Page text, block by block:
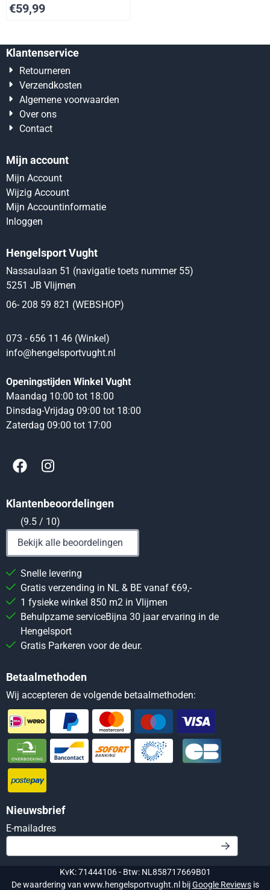
€59,99
Klantenservice
Retourneren
Verzendkosten
Algemene voorwaarden
Over ons
Contact
Mijn account
Mijn Account
Wijzig Account
Mijn Accountinformatie
Inloggen
Hengelsport Vught
Nassaulaan 51 (navigatie toets nummer 55)
5251 JB Vlijmen
06- 208 59 821 (WEBSHOP)
073 - 656 11 46 (Winkel)
info@hengelsportvught.nl
Openingstijden Winkel Vught
Maandag 10:00 tot 18:00
Dinsdag-Vrijdag 09:00 tot 18:00
Zaterdag 09:00 tot 17:00
Klantenbeoordelingen
(9.5 / 10)
Bekijk alle beoordelingen
Snelle levering
Gratis verzending in NL & BE vanaf €69,-
1 fysieke winkel 850 m2 in Vlijmen
Behulpzame serviceBijna 30 jaar ervaring in de
Hengelsport
Gratis Parkeren voor de deur.
Betaalmethoden
Wij accepteren de volgende betaalmethoden:
Nieuwsbrief
E-mailadresVul je e-mailadres in voor de nieuwsbrief
KvK: 71444106 - Btw: NL858717669B01
De waardering van www.hengelsportvught.nl bijGoogle Reviewsis